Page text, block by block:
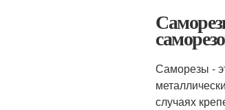
Саморезы -
случаях